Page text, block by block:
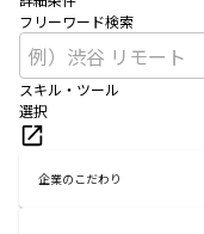
フリーワード検索
スキル・ツール
選択
企業のこだわり